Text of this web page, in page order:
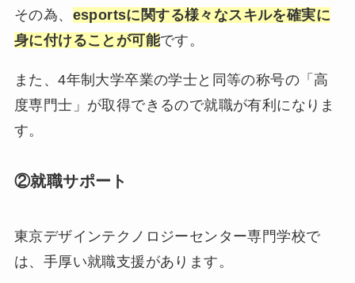
その為、 esportsに関する様々なスキルを確実に
身に付けることが可能です。
また、4年制大学卒業の学士と同等の称号の「高
度専門士」が取得できるので就職が有利になりま
す。
②就職サポート
東京デザインテクノロジーセンター専門学校で
は、手厚い就職支援があります。